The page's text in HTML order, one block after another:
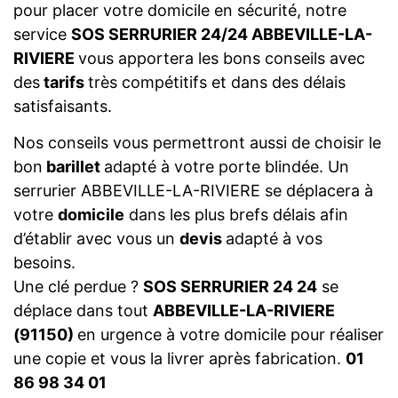
pour placer votre domicile en sécurité, notre
service SOS SERRURIER 24/24 ABBEVILLE-LA-
RIVIERE vous apportera les bons conseils avec
destarifstrès compétitifs et dans des délais
satisfaisants.
Nos conseils vous permettront aussi de choisir le
bon barillet adapté à votre porte blindée. Un
serrurier ABBEVILLE-LA-RIVIERE se déplacera à
votre domicile dans les plus brefs délais afin
d’établir avec vous un devis adapté à vos
besoins.
Une clé perdue ? SOS SERRURIER 24 24 se
déplace dans tout ABBEVILLE-LA-RIVIERE
(91150) en urgence à votre domicile pour réaliser
une copie et vous la livrer après fabrication. 01
86 98 34 01